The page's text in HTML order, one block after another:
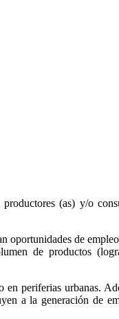
(as) y/o
de
de productos
periferias urbanas.
a la generación de